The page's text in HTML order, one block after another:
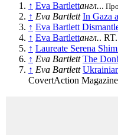
↑ Eva Bartlettангл...
↑ Eva Bartlett In Gaza
↑ Eva Bartlett
↑ Eva Bartlettангл.. RT.
↑ Laureate Serena
↑ Eva Bartlett The
↑ Eva Bartlett
CovertAction